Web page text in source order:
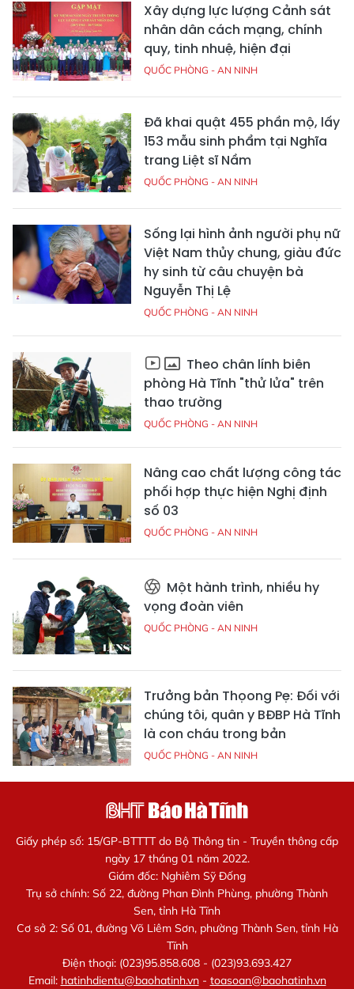
Xây dựng lực lượng Cảnh sát
nhân dân cách mạng, chính
quy, tinh nhuệ, hiện đại
QUỐC PHÒNG - AN NINH
Đã khai quật 455 phần mộ, lấy
153 mẫu sinh phẩm tại Nghĩa
trang Liệt sĩ Nầm
QUỐC PHÒNG - AN NINH
Sống lại hình ảnh người phụ nữ
Việt Nam thủy chung, giàu đức
hy sinh từ câu chuyện bà
Nguyễn Thị Lệ
QUỐC PHÒNG - AN NINH
Theo chân lính biên
phòng Hà Tĩnh "thử lửa" trên
thao trường
QUỐC PHÒNG - AN NINH
Nâng cao chất lượng công tác
phối hợp thực hiện Nghị định
số 03
QUỐC PHÒNG - AN NINH
Một hành trình, nhiều hy
vọng đoàn viên
QUỐC PHÒNG - AN NINH
Trưởng bản Thọong Pẹ: Đối với
chúng tôi, quân y BĐBP Hà Tĩnh
là con cháu trong bản
QUỐC PHÒNG - AN NINH
Giấy phép số: 15/GP-BTTTT do Bộ Thông tin - Truyền thông cấp
ngày 17 tháng 01 năm 2022.
Giám đốc: Nghiêm Sỹ Đống
Trụ sở chính: Số 22, đường Phan Đình Phùng, phường Thành
Sen, tỉnh Hà Tĩnh
Cơ sở 2: Số 01, đường Võ Liêm Sơn, phường Thành Sen, tỉnh Hà
Tĩnh
Điện thoại: (023)95.858.608 - (023)93.693.427
Email: hatinhdientu@baohatinh.vn- toasoan@baohatinh.vn